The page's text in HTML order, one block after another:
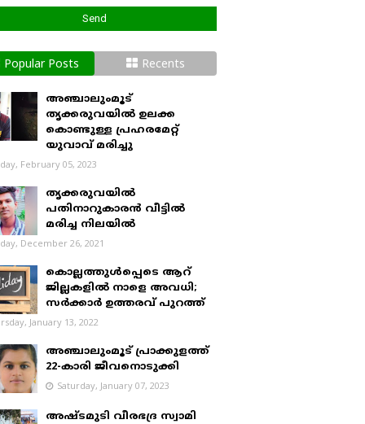
Popular Posts Recents
അഞ്ചാലുംമൂട്
തൃക്കരുവയിൽ ഉലക്ക
കൊണ്ടുള്ള പ്രഹരമേറ്റ്
യുവാവ് മരിച്ചു
February 05, 2023
തൃക്കരുവയിൽ
പതിനാറുകാരൻ വീട്ടിൽ
മരിച്ച നിലയിൽ
December 26, 2021
കൊല്ലത്തുൾപ്പെടെ ആറ്
ജില്ലകളിൽ നാളെ അവധി;
സർക്കാർ ഉത്തരവ് പുറത്ത്
January 13, 2022
അഞ്ചാലുംമൂട് പ്രാക്കുളത്ത്
22-കാരി ജീവനൊടുക്കി
Saturday, January 07, 2023
അഷ്ടമുടി വീരഭദ്ര സ്വാമി